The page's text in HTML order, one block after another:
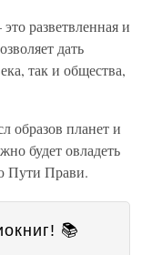
разветвленная и
дать
так и общества,
образов планет и
будет овладеть
Пути Прави.
📚